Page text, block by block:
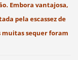
Embora vantajosa,
pela escassez de
muitas sequer foram